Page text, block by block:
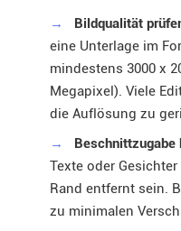
→ Bildqualität
eine Unterlage im
mindestens 3000 x
Megapixel). Viele
die Auflösung zu
→
Beschnittzugabe
Texte oder
Rand entfernt sein.
zu minimalen